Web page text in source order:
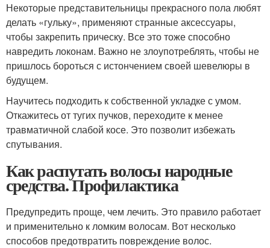
Некоторые представительницы прекрасного пола любят
делать «гульку», применяют странные аксессуары,
чтобы закрепить прическу. Все это тоже способно
навредить локонам. Важно не злоупотреблять, чтобы не
пришлось бороться с истончением своей шевелюры в
будущем.
Научитесь подходить к собственной укладке с умом.
Откажитесь от тугих пучков, переходите к менее
травматичной слабой косе. Это позволит избежать
спутывания.
Как распутать волосы народные
средства. Профилактика
Предупредить проще, чем лечить. Это правило работает
и применительно к ломким волосам. Вот несколько
способов предотвратить повреждение волос.